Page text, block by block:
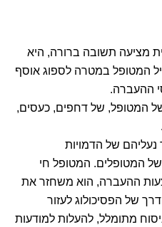
מציעה תשובה ברורה, היא
המטופל במטרה לספוג אוסף
ההעברה.
המטופל, של דחפים, כעסים,
של הדמויות
המטופלים. המטופל חי
ההעברה, הוא משחזר את
של הפסיכולוג לעזור
מתומלל, להעלות למודעות